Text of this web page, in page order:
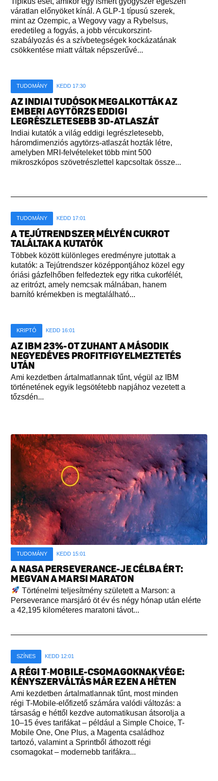
váratlan előnyöket kínál. A GLP-1 típusú szerek,
mint az Ozempic, a Wegovy vagy a Rybelsus,
eredetileg a fogyás, a jobb vércukorszint-
szabályozás és a szívbetegségek kockázatának
csökkentése miatt váltak népszerűvé...
TUDOMÁNY KEDD 17:30
AZ INDIAI TUDÓSOK MEGALKOTTÁK AZ
EMBERI AGYTÖRZS EDDIGI
LEGRÉSZLETESEBB 3D-ATLASZÁT
Indiai kutatók a világ eddigi legrészletesebb,
háromdimenziós agytörzs-atlaszát hozták létre,
amelyben MRI-felvételeket több mint 500
mikroszkópos szövetrészlettel kapcsoltak össze...
TUDOMÁNY KEDD 17:01
A TEJÚTRENDSZER MÉLYÉN CUKROT
TALÁLTAK A KUTATÓK
Többek között különleges eredményre jutottak a
kutatók: a Tejútrendszer középpontjához közel egy
óriási gázfelhőben felfedeztek egy ritka cukorfélét,
az eritrózt, amely nemcsak málnában, hanem
barnító krémekben is megtalálható...
KRIPTÓ KEDD 16:01
AZ IBM 23%-OT ZUHANT A MÁSODIK
NEGYEDÉVES PROFITFIGYELMEZTETÉS
UTÁN
Ami kezdetben ártalmatlannak tűnt, végül az IBM
történetének egyik legsötétebb napjához vezetett a
tőzsdén...
TUDOMÁNY KEDD 15:01
A NASA PERSEVERANCE-JE CÉLBA ÉRT:
MEGVAN A MARSI MARATON
Történelmi teljesítmény született a Marson: a
Perseverance marsjáró öt év és négy hónap után elérte
a 42,195 kilométeres maratoni távot...
SZÍNES KEDD 12:01
A RÉGI T‑MOBILE-CSOMAGOKNAK VÉGE:
KÉNYSZERVÁLTÁS MÁR EZEN A HÉTEN
Ami kezdetben ártalmatlannak tűnt, most minden
régi T-Mobile-előfizető számára valódi változás: a
társaság e héttől kezdve automatikusan átsorolja a
10–15 éves tarifákat – például a Simple Choice, T-
Mobile One, One Plus, a Magenta családhoz
tartozó, valamint a Sprintből áthozott régi
csomagokat – modernebb tarifákra...